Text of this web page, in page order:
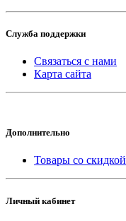
Служба поддержки
Связаться с нами
Карта сайта
Дополнительно
Товары со скидкой
Личный кабинет